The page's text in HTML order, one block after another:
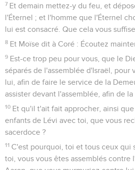
7 Et demain mettez-y du feu, et
l'Éternel ; et l'homme que l'Éternel
lui est consacré. Que cela vous
8 Et Moïse dit à Coré : Écoutez
9 Est-ce trop peu pour vous, que le
séparés de l'assemblée d'Israël, pour
lui, afin de faire le service de la
assister devant l'assemblée, afin de la
10 Et qu'il t'ait fait approcher, ainsi
enfants de Lévi avec toi, que vous
sacerdoce ?
11 C'est pourquoi, toi et tous ceux qui
toi, vous vous êtes assemblés contre